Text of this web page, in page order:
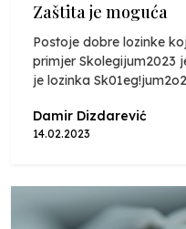
Zaštita je moguća
Postoje dobre lozinke
primjer Skolegijum2023
je lozinka
Damir Dizdarević
14.02.2023